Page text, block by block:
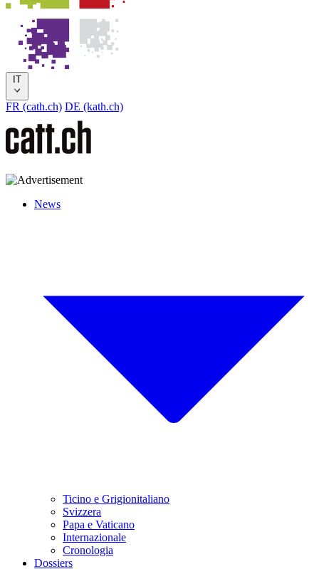
IT
FR (cath.ch) DE (kath.ch)
News
Ticino e Grigionitaliano
Svizzera
Papa e Vaticano
Internazionale
Cronologia
Dossiers